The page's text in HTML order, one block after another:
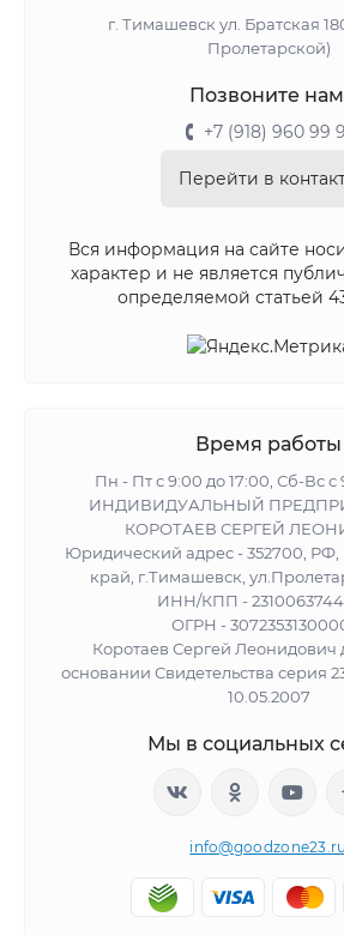
г. Тимашевск ул. Братская
Пролетарской)
Позвоните
+7 (918) 960 99
Перейти в
Вся информация на сайте
характер и не является
определяемой статьей
Время работы
Пн - Пт с 9:00 до 17:00, Сб-Вс с
ИНДИВИДУАЛЬНЫЙ
КОРОТАЕВ СЕРГЕЙ
Юридический адрес - 352700, РФ,
край, г.Тимашевск,
ИНН/КПП -
ОГРН -
Коротаев Сергей Леонидович
основании Свидетельства серия
10.05.2007
Мы в социальных
info@goodzone23.ru